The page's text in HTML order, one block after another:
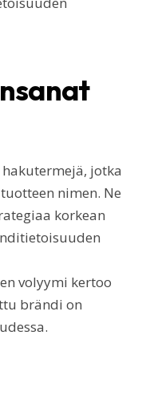
jotka
nimen. Ne
korkean
volyymi kertoo
brändi on